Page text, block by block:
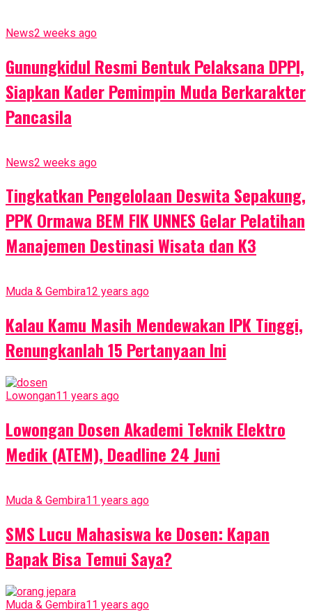
News2 weeks ago
Gunungkidul Resmi Bentuk Pelaksana DPPI,
Siapkan Kader Pemimpin Muda Berkarakter
Pancasila
News2 weeks ago
Tingkatkan Pengelolaan Deswita Sepakung,
PPK Ormawa BEM FIK UNNES Gelar Pelatihan
Manajemen Destinasi Wisata dan K3
Muda & Gembira12 years ago
Kalau Kamu Masih Mendewakan IPK Tinggi,
Renungkanlah 15 Pertanyaan Ini
Lowongan11 years ago
Lowongan Dosen Akademi Teknik Elektro
Medik (ATEM), Deadline 24 Juni
Muda & Gembira11 years ago
SMS Lucu Mahasiswa ke Dosen: Kapan
Bapak Bisa Temui Saya?
Muda & Gembira11 years ago